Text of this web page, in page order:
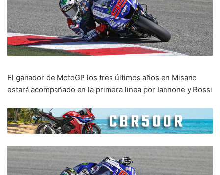
El ganador de MotoGP los tres últimos años en Misano
estará acompañado en la primera línea por Iannone y Rossi